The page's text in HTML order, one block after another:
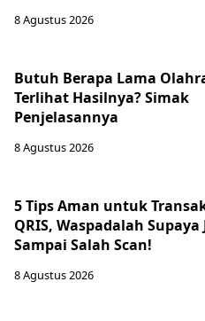
8 Agustus 2026
Butuh Berapa Lama
Terlihat Hasilnya? Simak
Penjelasannya
8 Agustus 2026
5 Tips Aman untuk
QRIS, Waspadalah Supaya
Sampai Salah Scan!
8 Agustus 2026